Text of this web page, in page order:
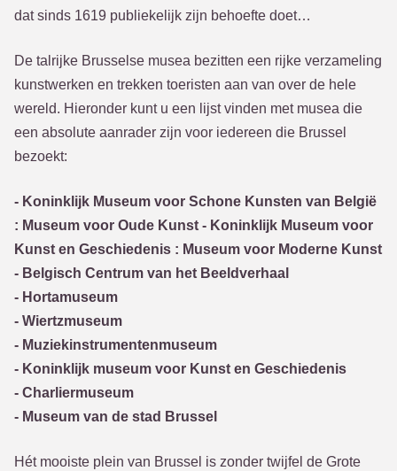
dat sinds 1619 publiekelijk zijn behoefte doet…
De talrijke Brusselse musea bezitten een rijke verzameling
kunstwerken en trekken toeristen aan van over de hele
wereld. Hieronder kunt u een lijst vinden met musea die
een absolute aanrader zijn voor iedereen die Brussel
bezoekt:
- Koninklijk Museum voor Schone Kunsten van België
: Museum voor Oude Kunst - Koninklijk Museum voor
Kunst en Geschiedenis : Museum voor Moderne Kunst
- Belgisch Centrum van het Beeldverhaal
- Hortamuseum
- Wiertzmuseum
- Muziekinstrumentenmuseum
- Koninklijk museum voor Kunst en Geschiedenis
- Charliermuseum
- Museum van de stad Brussel
Hét mooiste plein van Brussel is zonder twijfel de Grote